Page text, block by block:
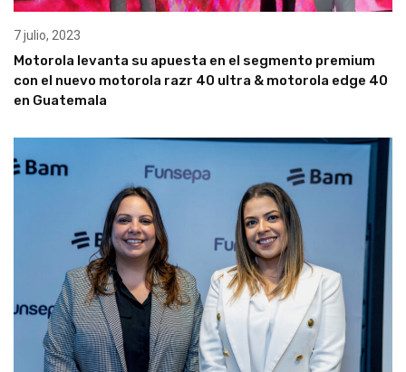
7 julio, 2023
Motorola levanta su apuesta en el segmento premium
con el nuevo motorola razr 40 ultra & motorola edge 40
en Guatemala